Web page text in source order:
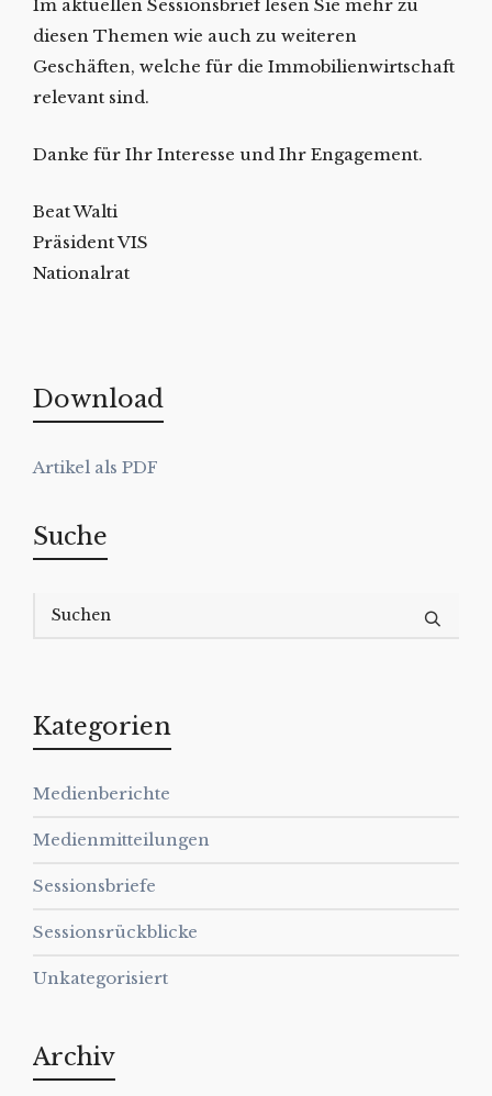
Im aktuellen Sessionsbrief lesen Sie mehr zu
diesen Themen wie auch zu weiteren
Geschäften, welche für die Immobilienwirtschaft
relevant sind.
Danke für Ihr Interesse und Ihr Engagement.
Beat Walti
Präsident VIS
Nationalrat
Download
Suche
Kategorien
Medienberichte
Medienmitteilungen
Sessionsbriefe
Sessionsrückblicke
Unkategorisiert
Archiv